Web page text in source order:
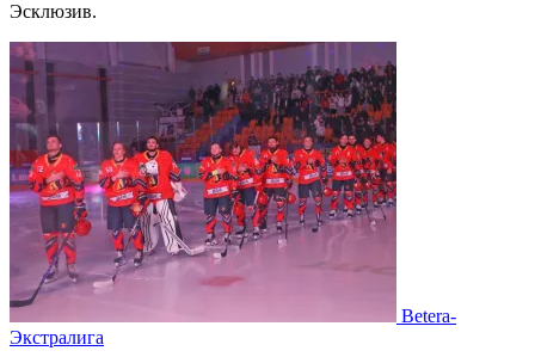
Эсклюзив.
Betera-
Экстралига